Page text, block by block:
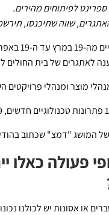
לפיתוחים מהירים.
שווה שתיכנסו,
לאתגרים של בית החולים
המושג "דמצ" שכתוב
פעולה כאלו
או אסונות יש לכולנו